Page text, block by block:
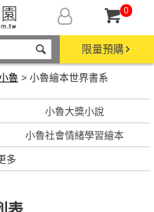
0
限量預購
魯 > 小魯繪本世界書系
小魯大獎小說
小魯社會情緒學習繪本
多